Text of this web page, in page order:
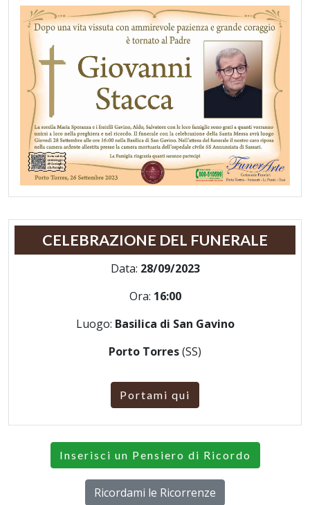
CELEBRAZIONE DEL FUNERALE
Data: 28/09/2023
Ora: 16:00
Luogo: Basilica di San Gavino
Porto Torres(SS)
Portami qui
Inserisci un Pensiero di Ricordo
Ricordami le Ricorrenze